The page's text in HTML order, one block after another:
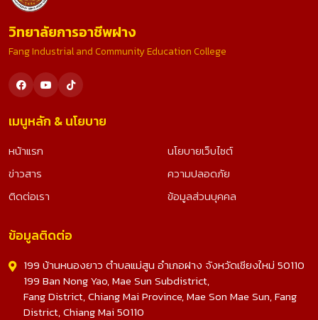
วิทยาลัยการอาชีพฝาง
Fang Industrial and Community Education College
เมนูหลัก & นโยบาย
หน้าแรก
ข่าวสาร
ติดต่อเรา
นโยบายเว็บไซต์
ความปลอดภัย
ข้อมูลส่วนบุคคล
ข้อมูลติดต่อ
199 บ้านหนองยาว ตำบลแม่สูน อำเภอฝาง จังหวัดเชียงใหม่ 50110
199 Ban Nong Yao, Mae Sun Subdistrict,
Fang District, Chiang Mai Province, Mae Son Mae Sun, Fang
District, Chiang Mai 50110